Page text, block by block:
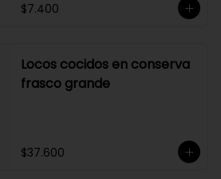
$7.400
Locos cocidos en conserva
frasco grande
$37.600